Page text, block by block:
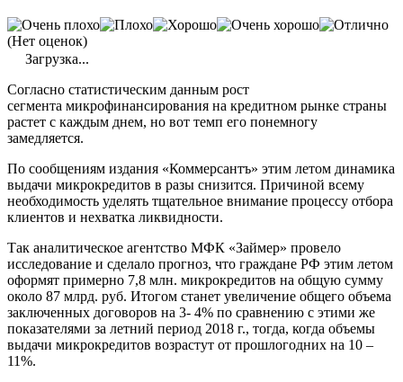
(Нет оценок)
Загрузка...
Согласно статистическим данным рост
сегмента микрофинансирования на кредитном рынке страны
растет с каждым днем, но вот темп его понемногу
замедляется.
По сообщениям издания «Коммерсантъ» этим летом динамика
выдачи микрокредитов в разы снизится. Причиной всему
необходимость уделять тщательное внимание процессу отбора
клиентов и нехватка ликвидности.
Так аналитическое агентство МФК «Займер» провело
исследование и сделало прогноз, что граждане РФ этим летом
оформят примерно 7,8 млн. микрокредитов на общую сумму
около 87 млрд. руб. Итогом станет увеличение общего объема
заключенных договоров на 3- 4% по сравнению с этими же
показателями за летний период 2018 г., тогда, когда объемы
выдачи микрокредитов возрастут от прошлогодних на 10 –
11%.